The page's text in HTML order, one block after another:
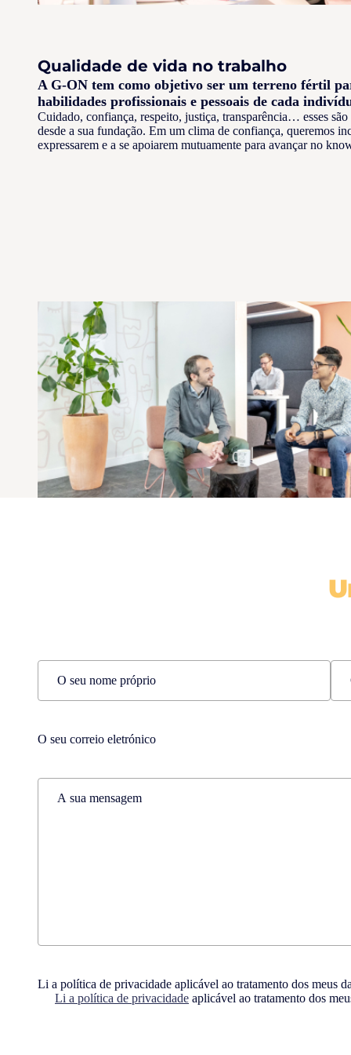
Qualidade de vida no trabalho
A G-ON tem como objetivo ser um terreno fértil
habilidades profissionais e pessoais de cada
Cuidado, confiança, respeito, justiça, transparência… esses
desde a sua fundação. Em um clima de confiança, queremos
expressarem e a se apoiarem mutuamente para avançar no
Name
Email (Required)
Comments
Consent(Required)
Li a política de privacidade aplicável ao tratamento dos meus
Li a política de privacidade aplicável ao tratamento dos